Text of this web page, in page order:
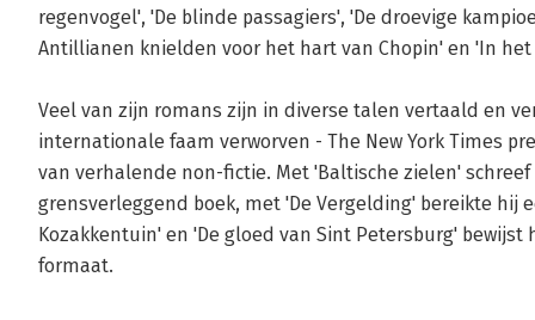
regenvogel', 'De blinde passagiers', 'De droevige
Antillianen knielden voor het hart van Chopin' en 'In
Veel van zijn romans zijn in diverse talen vertaald en
internationale faam verworven - The New York Times
van verhalende non-fictie. Met 'Baltische zielen'
grensverleggend boek, met 'De Vergelding' bereikte hij
Kozakkentuin' en 'De gloed van Sint Petersburg'
formaat.